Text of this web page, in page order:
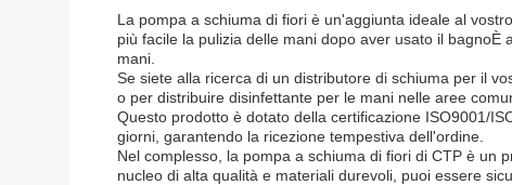
La pompa a schiuma di fiori è un'aggiunta ideale al
più facile la pulizia delle mani dopo aver usato il
mani.
Se siete alla ricerca di un distributore di schiuma per il
o per distribuire disinfettante per le mani nelle aree
Questo prodotto è dotato della certificazione ISO9001/
giorni, garantendo la ricezione tempestiva dell'ordine.
Nel complesso, la pompa a schiuma di fiori di CTP è un
nucleo di alta qualità e materiali durevoli, puoi essere